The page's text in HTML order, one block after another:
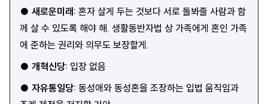
● 새로운미래 : 혼자 살게 두는 것보다 서로 돌봐줄 사람과 함
께 살 수 있도록 해야 해. 생활동반자법 상 가족에게 혼인 가족
에 준하는 권리와 의무도 보장할게.
● 개혁신당: 입장 없음
● 자유통일당: 동성애와 동성혼을 조장하는 입법 움직임과